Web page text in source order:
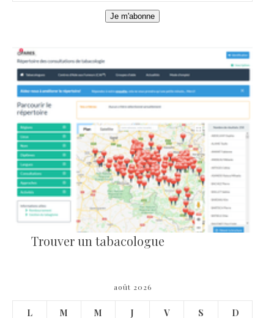
Je m'abonne
Trouver un tabacologue
août 2026
L M M J V S D